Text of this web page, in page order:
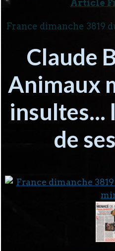
Article
France dimanche 3819
Claude
Animaux
insultes...
de